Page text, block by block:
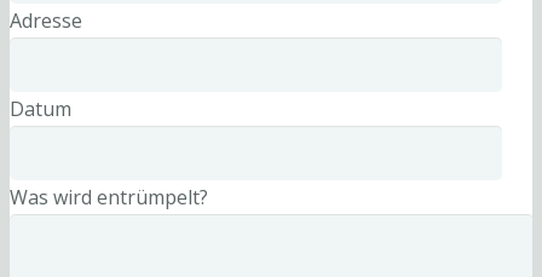
Adresse
Datum
Was wird entrümpelt?